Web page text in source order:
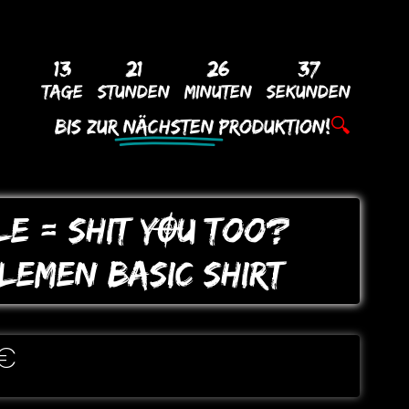
13
Tage
21
Stunden
26
Minuten
36
Sekunden
Bis ZurNächsten Produktion!🔍
= SHIT YOU Too?
BASIC SHIRT